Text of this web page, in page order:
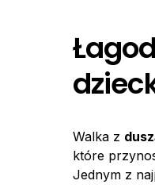
Walka z
które
Jednym z